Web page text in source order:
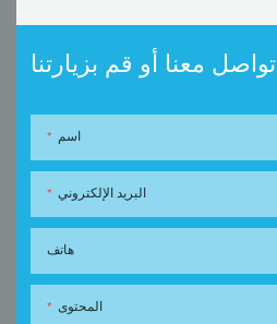
تواصل معنا أو قم بزيارتنا
اسم
البريد الإلكتروني
هاتف
المحتوى